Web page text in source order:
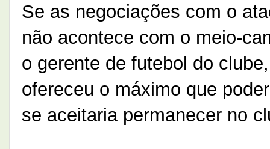
Se as negociações com o
não acontece com o meio-
o gerente de futebol do
ofereceu o máximo que
se aceitaria permanecer no